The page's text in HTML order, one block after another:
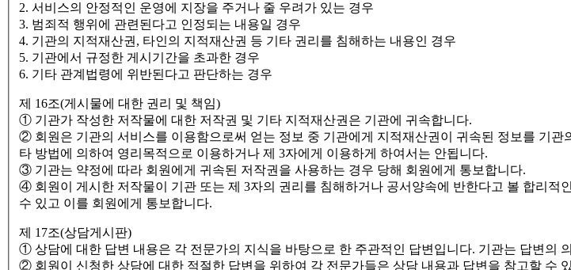
2. 서비스의 안정적인 운영에 지장을 주거나 줄 우려가 있는 경우
3. 범죄적 행위에 관련된다고 인정되는 내용일 경우
4. 기관의 지적재산권, 타인의 지적재산권 등 기타 권리를 침해하는 내용인 경우
5. 기관에서 규정한 게시기간을 초과한 경우
6. 기타 관계법령에 위반된다고 판단하는 경우
제 16조(게시물에 대한 권리 및 책임)
① 기관가 작성한 저작물에 대한 저작권 및 기타 지적재산권은 기관에 귀속합니다.
② 회원은 기관의 서비스를 이용함으로써 얻는 정보 중 기관에게 지적재산권이 귀속된 정보를 기관
타 방법에 의하여 영리목적으로 이용하거나 제 3자에게 이용하게 하여서는 안됩니다.
③ 기관는 약정에 따라 회원에게 귀속된 저작권을 사용하는 경우 당해 회원에게 통보합니다.
④ 회원이 게시한 저작물이 기관 또는 제 3자의 권리를 침해하거나 공서양속에 반한다고 볼 합리적
수 있고 이를 회원에게 통보합니다.
제 17조(상담게시판)
① 상담에 대한 답변 내용은 각 전문가의 지식을 바탕으로 한 주관적인 답변입니다. 기관는 답변의
② 회원이 신청한 상담에 대한 적절한 답변을 위하여 각 전문가들은 상담 내용과 답변을 참고할 수